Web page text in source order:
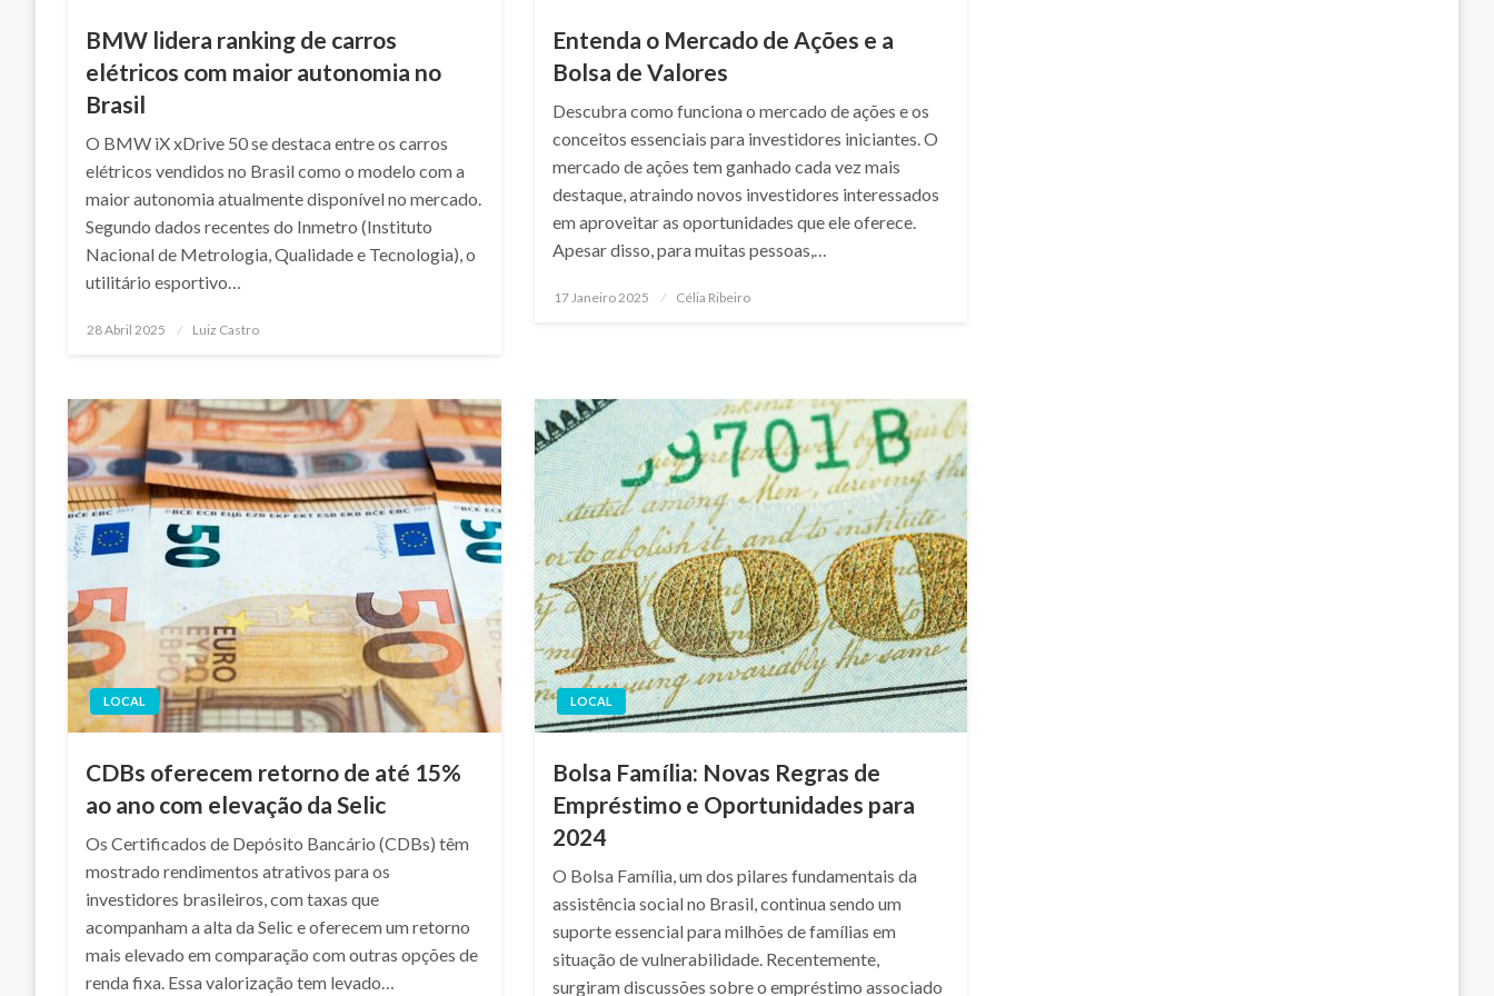
BMW lidera ranking de carros
elétricos com maior autonomia no
Brasil
O BMW iX xDrive 50 se destaca entre os carros
elétricos vendidos no Brasil como o modelo com a
maior autonomia atualmente disponível no mercado.
Segundo dados recentes do Inmetro (Instituto
Nacional de Metrologia, Qualidade e Tecnologia), o
utilitário esportivo…
Posted
28 Abril 2025 Luiz Castro
Entenda o Mercado de Ações e a
Bolsa de Valores
Descubra como funciona o mercado de ações e os
conceitos essenciais para investidores iniciantes. O
mercado de ações tem ganhado cada vez mais
destaque, atraindo novos investidores interessados
em aproveitar as oportunidades que ele oferece.
Apesar disso, para muitas pessoas,…
Posted
17 Janeiro 2025 Célia Ribeiro
LOCAL
CDBs oferecem retorno de até 15%
ao ano com elevação da Selic
Os Certificados de Depósito Bancário (CDBs) têm
mostrado rendimentos atrativos para os
investidores brasileiros, com taxas que
acompanham a alta da Selic e oferecem um retorno
mais elevado em comparação com outras opções de
renda fixa. Essa valorização tem levado…
LOCAL
Bolsa Família: Novas Regras de
Empréstimo e Oportunidades para
2024
O Bolsa Família, um dos pilares fundamentais da
assistência social no Brasil, continua sendo um
suporte essencial para milhões de famílias em
situação de vulnerabilidade. Recentemente,
surgiram discussões sobre o empréstimo associado